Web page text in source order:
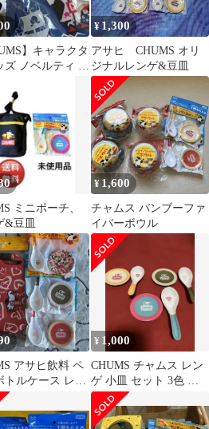
】キャラクタ
ズ ノベルティ ア
¥ 1,300
アサヒ CHUMS オリ
ジナルレンゲ&豆皿
ミニポーチ、
&豆皿
¥1,600
チャムス バンブーファ
イバーボウル
アサヒ飲料 ペ
トルケース レン
セット
¥ 1,000
CHUMS チャムス レン
ゲ 小皿 セット 3色 非
売品